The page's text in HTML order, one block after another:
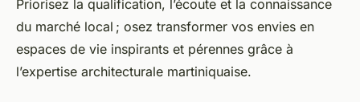
Priorisez la qualification, l’écoute et la connaissance
du marché local ; osez transformer vos envies en
espaces de vie inspirants et pérennes grâce à
l’expertise architecturale martiniquaise.